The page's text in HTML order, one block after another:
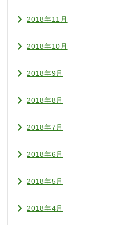
2018年11月
2018年10月
2018年9月
2018年8月
2018年7月
2018年6月
2018年5月
2018年4月